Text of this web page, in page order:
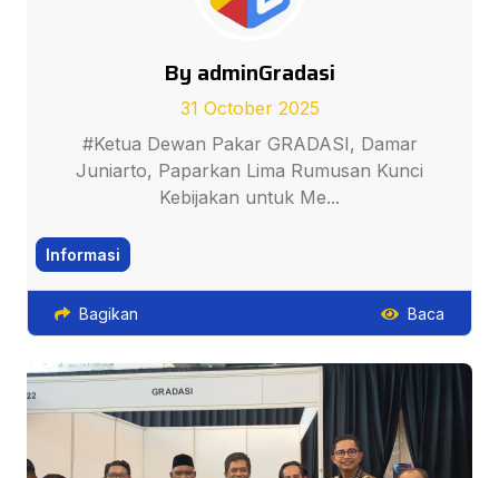
By adminGradasi
31 October 2025
#Ketua Dewan Pakar GRADASI, Damar
Juniarto, Paparkan Lima Rumusan Kunci
Kebijakan untuk Me...
Informasi
Bagikan Baca